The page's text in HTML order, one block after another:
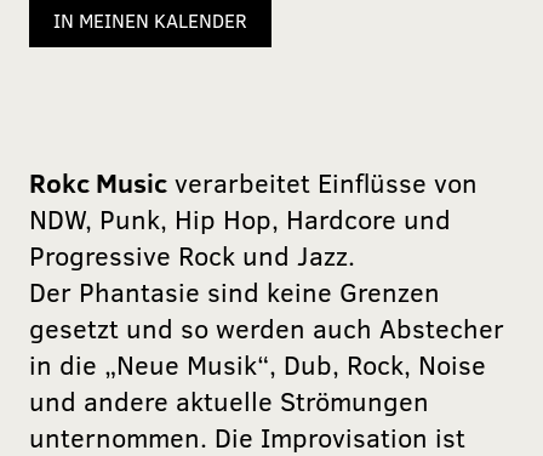
IN MEINEN KALENDER
Rokc Music verarbeitet Einflüsse von
NDW, Punk, Hip Hop, Hardcore und
Progressive Rock und Jazz.
Der Phantasie sind keine Grenzen
gesetzt und so werden auch Abstecher
in die „Neue Musik“, Dub, Rock, Noise
und andere aktuelle Strömungen
unternommen. Die Improvisation ist